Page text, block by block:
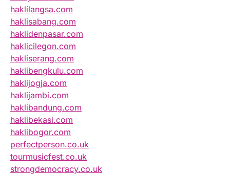
haklilangsa.com
haklisabang.com
haklidenpasar.com
haklicilegon.com
hakliserang.com
haklibengkulu.com
haklijogja.com
haklijambi.com
haklibandung.com
haklibekasi.com
haklibogor.com
perfectperson.co.uk
tourmusicfest.co.uk
strongdemocracy.co.uk